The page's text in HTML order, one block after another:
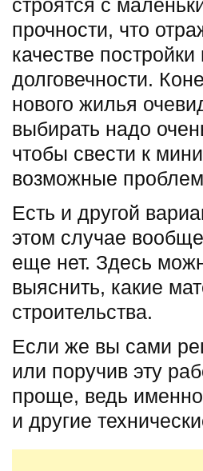
строятся с
прочности, что
качестве постройки
долговечности.
нового жилья
выбирать надо
чтобы свести к
возможные
Есть и другой
этом случае
еще нет. Здесь
выяснить, какие
строительства.
Если же вы сами
или поручив эту
проще, ведь
и другие